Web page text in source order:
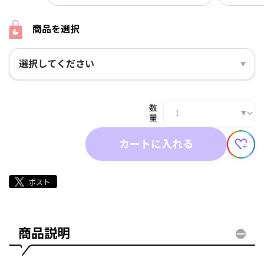
商品を選択
選択してください
数
量
カートに入れる
商品説明